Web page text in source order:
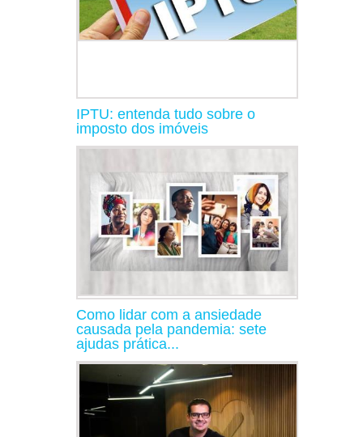
IPTU: entenda tudo sobre o
imposto dos imóveis
Como lidar com a ansiedade
causada pela pandemia: sete
ajudas prática...